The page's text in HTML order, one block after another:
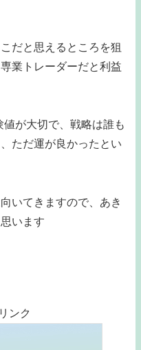
だと思えるところを狙
業トレーダーだと利益
が大切で、戦略は誰も
ただ運が良かったとい
いてきますので、あき
います
ンク